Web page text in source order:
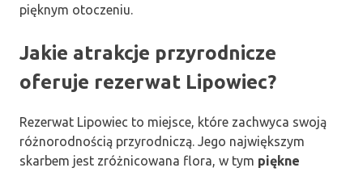
pięknym otoczeniu.
Jakie atrakcje przyrodnicze
oferuje rezerwat Lipowiec?
Rezerwat Lipowiec to miejsce, które zachwyca swoją
różnorodnością przyrodniczą. Jego największym
skarbem jest zróżnicowana flora, w tym piękne